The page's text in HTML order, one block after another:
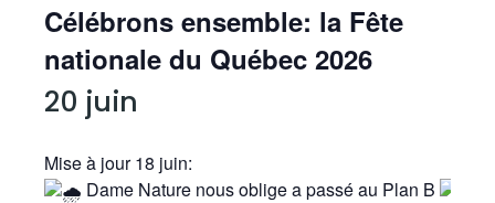
Célébrons ensemble: la Fête
nationale du Québec 2026
20 juin
Mise à jour 18 juin:
Dame Nature nous oblige a passé au Plan B